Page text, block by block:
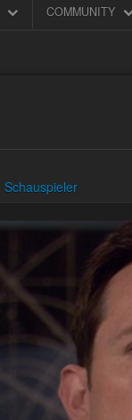
COMMUNITY
Schauspieler